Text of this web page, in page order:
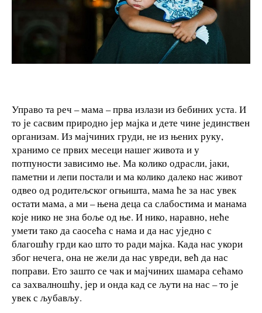
Управо та реч – мама – прва излази из бебиних уста. И
то је сасвим природно јер мајка и дете чине јединствен
организам. Из мајчиних груди, не из њених руку,
хранимо се првих месеци нашег живота и у
потпуности зависимо ње. Ма колико одрасли, јаки,
паметни и лепи постали и ма колико далеко нас живот
одвео од родитељског огњишта, мама ће за нас увек
остати мама, а ми – њена деца са слабостима и манама
које нико не зна боље од ње. И нико, наравно, неће
умети тако да саосећа с нама и да нас уједно с
благошћу грди као што то ради мајка. Када нас укори
због нечега, она не жели да нас увреди, већ да нас
поправи. Ето зашто се чак и мајчиних шамара сећамо
са захвалношћу, јер и онда кад се љути на нас – то је
увек с љубављу.